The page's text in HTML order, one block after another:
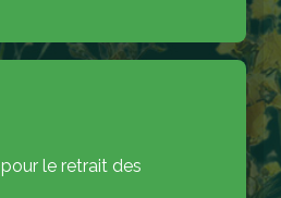
le retrait des